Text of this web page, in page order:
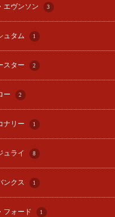
エヴンソン 3
ュタム 1
スター 2
ー 2
ナリー 1
ュライ 8
ンクス 1
フォード 1